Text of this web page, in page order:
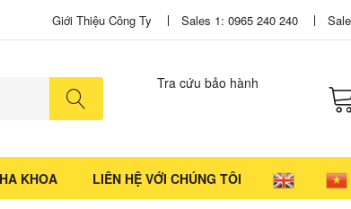
Giới Thiệu Công Ty Sales 1: 0965 240 240
Tra cứu bảo hành
KHOA LIÊN HỆ VỚI CHÚNG TÔI